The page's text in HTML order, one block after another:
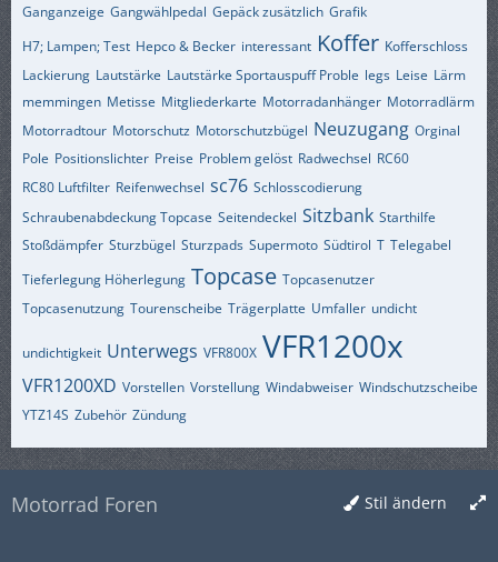
Ganganzeige Gangwählpedal Gepäck zusätzlich Grafik
H7; Lampen; Test Hepco & Becker interessant Koffer Kofferschloss
Lackierung Lautstärke Lautstärke Sportauspuff Proble legs Leise Lärm
memmingen Metisse Mitgliederkarte Motorradanhänger Motorradlärm
Motorradtour Motorschutz Motorschutzbügel Neuzugang Orginal
Pole Positionslichter Preise Problem gelöst Radwechsel RC60
RC80 Luftfilter Reifenwechsel sc76 Schlosscodierung
Schraubenabdeckung Topcase Seitendeckel Sitzbank Starthilfe
Stoßdämpfer Sturzbügel Sturzpads Supermoto Südtirol T Telegabel
Tieferlegung Höherlegung Topcase Topcasenutzer
Topcasenutzung Tourenscheibe Trägerplatte Umfaller undicht
undichtigkeit Unterwegs VFR800X VFR1200x
VFR1200XD Vorstellen Vorstellung Windabweiser Windschutzscheibe
YTZ14S Zubehör Zündung
Stil ändern
Motorrad Foren